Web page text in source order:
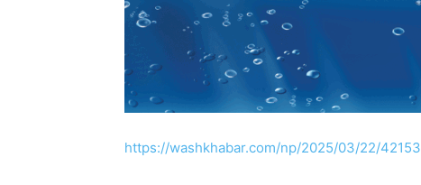
https://washkhabar.com/np/2025/03/22/42153